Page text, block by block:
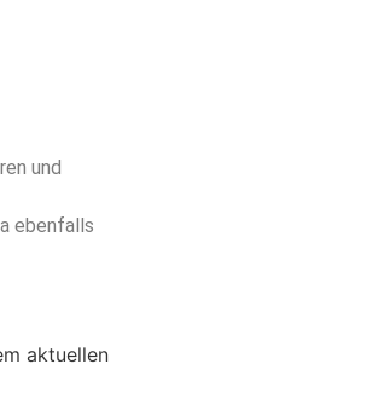
und
ebenfalls
aktuellen